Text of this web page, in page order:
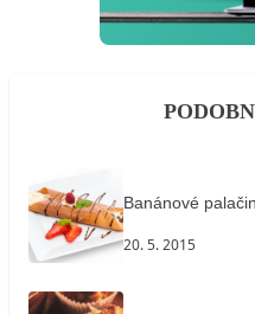
Banánové
20. 5. 2015